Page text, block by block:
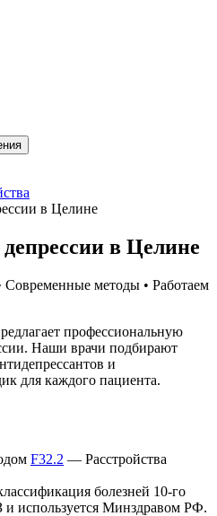
в Целине
в Целине
методы • Работаем
профессиональную
Наши врачи подбирают
и
для каждого пациента.
F32.2 — Расстройства
болезней 10-го
и используется Минздравом РФ.